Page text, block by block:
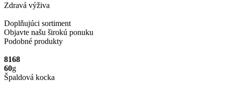
Zdravá výživa
Doplňujúci sortiment
Objavte našu širokú ponuku
Podobné produkty
8168
60g
Špaldová kocka